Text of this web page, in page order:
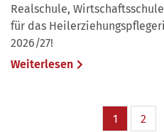
Realschule,
für das
2026/27!
Weiterlesen
1 2